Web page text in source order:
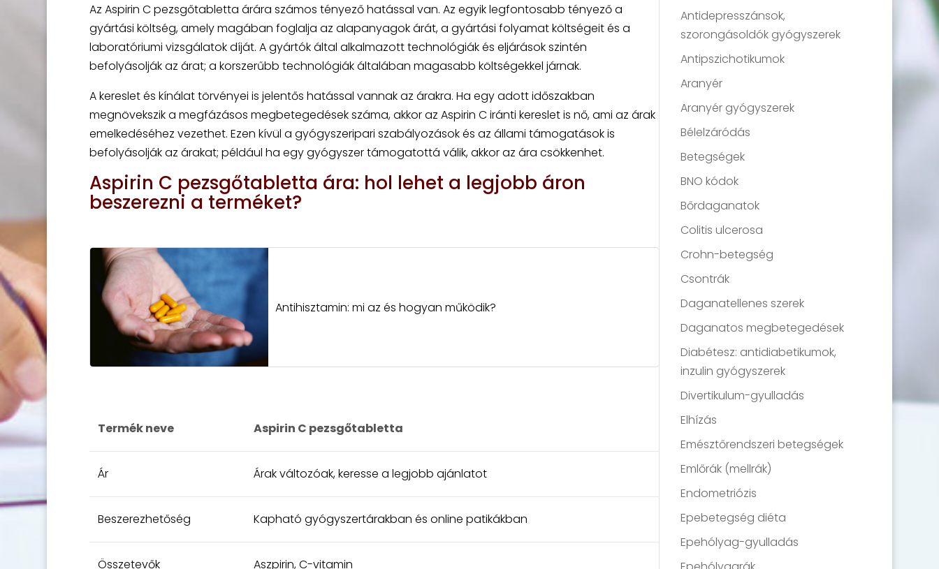
Az Aspirin C pezsgőtabletta árára számos tényező hatással van. Az egyik legfontosabb tényező a
gyártási költség, amely magában foglalja az alapanyagok árát, a gyártási folyamat költségeit és a
laboratóriumi vizsgálatok díját. A gyártók által alkalmazott technológiák és eljárások szintén
befolyásolják az árat; a korszerűbb technológiák általában magasabb költségekkel járnak.
A kereslet és kínálat törvényei is jelentős hatással vannak az árakra. Ha egy adott időszakban
megnövekszik a megfázásos megbetegedések száma, akkor az Aspirin C iránti kereslet is nő, ami az árak
emelkedéséhez vezethet. Ezen kívül a gyógyszeripari szabályozások és az állami támogatások is
befolyásolják az árakat; például ha egy gyógyszer támogatottá válik, akkor az ára csökkenhet.
Aspirin C pezsgőtabletta ára: hol lehet a legjobb áron
beszerezni a terméket?
Antihisztamin: mi az és hogyan működik?
Termék neve Aspirin C pezsgőtabletta
Ár Árak változóak, keresse a legjobb ajánlatot
Beszerezhetőség Kapható gyógyszertárakban és online patikákban
Összetevők Aszpirin, C-vitamin
Antidepresszánsok,
szorongásoldók gyógyszerek
Antipszichotikumok
Aranyér
Aranyér gyógyszerek
Bélelzáródás
Betegségek
BNO kódok
Bőrdaganatok
Colitis ulcerosa
Crohn-betegség
Csontrák
Daganatellenes szerek
Daganatos megbetegedések
Diabétesz: antidiabetikumok,
inzulin gyógyszerek
Divertikulum-gyulladás
Elhízás
Emésztőrendszeri betegségek
Emlőrák (mellrák)
Endometriózis
Epebetegség diéta
Epehólyag-gyulladás